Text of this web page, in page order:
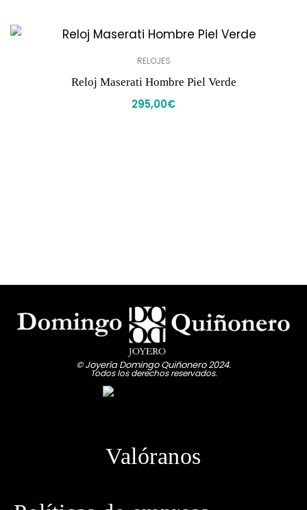
RELOJES
Reloj Maserati Hombre Piel Verde
295,00€
© Joyería Domingo Quiñonero 2024.
Todos los derechos reservados.
Valóranos